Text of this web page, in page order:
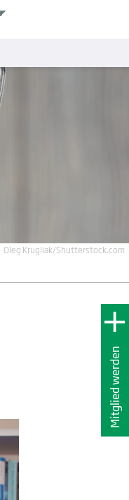
Mitglied werden
Oleg Krugliak/Shutterstock.com